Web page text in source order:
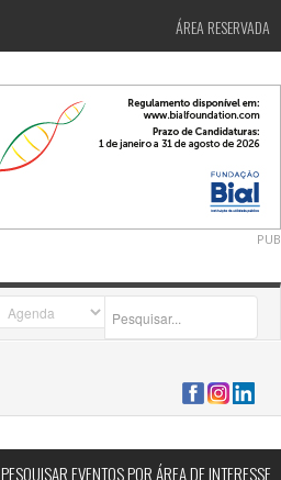
ÁREA RESERVADA
PUB
PESQUISAR EVENTOS POR ÁREA DE INTERESSE